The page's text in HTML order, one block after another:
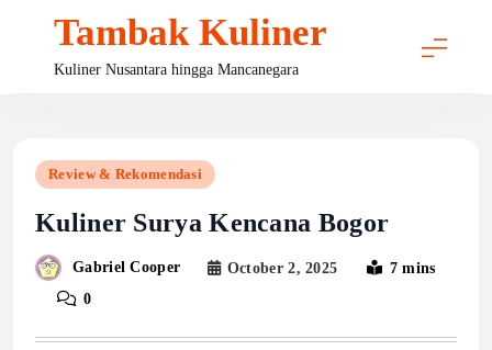
content
Tambak Kuliner
Kuliner Nusantara hingga Mancanegara
Review & Rekomendasi
Kuliner Surya Kencana Bogor
Gabriel Cooper October 2, 2025
7 mins
0